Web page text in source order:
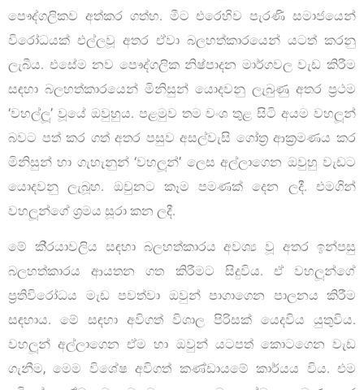
පෞද්ගලිකව අත්කර ගත්හ. මීට එරෙහිව පැරණි සමාජයෙන්
විරෝධයක් එල්ලවූ අතර ඒවා බලහත්කාරයෙන් යටත් කරනු
ලැබීය. එසේම නව පෞද්ගලික නිෂ්පාදන මාර්ගවල වැඩ කිරීම
සඳහා බලහත්කාරයෙන් මිනිසුන් යොදවනු ලැබුණු අතර ප්‍රථම
‘වහල්ලූ’ වූයේ ඔවුහුය. පළමුව තම වංශ තුළ සිටි අයම වහලූන්
බවට පත් කර ගත් අතර පසුව අසල්වැසි ගෝත්‍ර ආක්‍රමණය කර
මිනිසුන් හා ගැහැනුන් ‘වහලූන්’ ලෙස අල්ලාගෙන ඔවුහු වැඩට
යොදවනු ලැබූහ. ඔවුනට කෑම පමණක් දෙන ලදී. එමගින්
වහලූන්ගේ ශ්‍රමය සූරා කන ලදී.
මේ කි‍්‍රයාවලිය සඳහා බලහත්කාරය අවශ්‍ය වූ අතර ඉන්පසු
බලහත්කාරය ආයතන ගත කිරීමට සිදුවිය. ඒ වහලූන්ගේ
ප්‍රතිවිරෝධය මැඩ පවත්වා ඔවුන් පාගාගෙන පාලනය කිරීම
සඳහාය. මේ සඳහා අවිගත් විශාල පිරිසක් යෙදවිය යුතුවිය.
වහලූන් අල්ලාගෙන ඒම හා ඔවුන් යටපත් කොටගෙන වැඩ
ගැනීම, මෙම විශේෂ අවිගත් කණ්ඩායමේ කාර්යය විය. එම